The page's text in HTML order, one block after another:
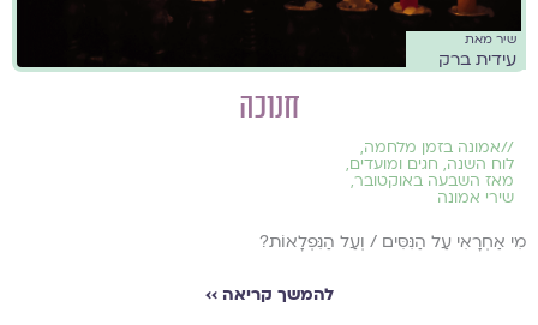
שיר מאת
עידית ברק
חנוכה
//אמונה בזמן מלחמה,
לוח השנה, חגים ומועדים,
מאז השבעה באוקטובר,
שירי אמונה
מִי אַחְרָאִי עַל הַנִּסִּים / וְעַל הַנִּפְלָאוֹת?
להמשך קריאה ››